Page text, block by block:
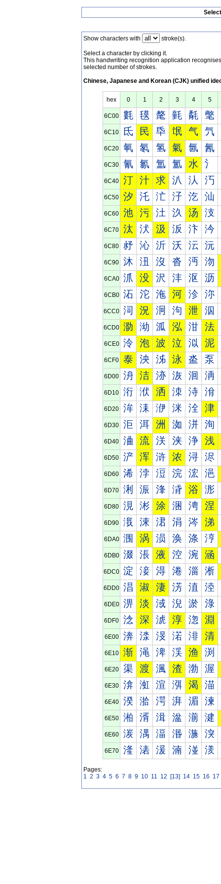
Show characters with stroke(s).
Select a character by clicking it.
This handwriting recognition application
selected number of strokes.
Chinese, Japanese and Korean (CJK) unified
hex 0 1 2 3 4 5
6C00 氀 氁 氂 氃 氄 氅
6C10 氐 民 氒 氓 气 氕
6C20 氠 氡 氢 氣 氤 氥
6C30 氰 氱 氲 氳 水 氵
6C40 汀 汁 求 汃 汄 汅
6C50 汐 汑 汒 汓 汔 汕
6C60 池 污 汢 汣 汤 汥
6C70 汰 汱 汲 汳 汴 汵
6C80 沀 沁 沂 沃 沄 沅
6C90 沐 沑 沒 沓 沔 沕
6CA0 沠 没 沢 沣 沤 沥
6CB0 沰 沱 沲 河 沴 沵
6CC0 泀 況 泂 泃 泄 泅
6CD0 泐 泑 泒 泓 泔 法
6CE0 泠 泡 波 泣 泤 泥
6CF0 泰 泱 泲 泳 泴 泵
6D00 洀 洁 洂 洃 洄 洅
6D10 洐 洑 洒 洓 洔 洕
6D20 洠 洡 洢 洣 洤 津
6D30 洰 洱 洲 洳 洴 洵
6D40 浀 流 浂 浃 浄 浅
6D50 浐 浑 浒 浓 浔 浕
6D60 浠 浡 浢 浣 浤 浥
6D70 浰 浱 浲 浳 浴 浵
6D80 涀 涁 涂 涃 涄 涅
6D90 涐 涑 涒 涓 涔 涕
6DA0 涠 涡 涢 涣 涤 涥
6DB0 涰 涱 液 涳 涴 涵
6DC0 淀 淁 淂 淃 淄 淅
6DD0 淐 淑 淒 淓 淔 淕
6DE0 淠 淡 淢 淣 淤 淥
6DF0 淰 深 淲 淳 淴 淵
6E00 渀 渁 渂 渃 渄 清
6E10 渐 渑 渒 渓 渔 渕
6E20 渠 渡 渢 渣 渤 渥
6E30 渰 渱 渲 渳 渴 渵
6E40 湀 湁 湂 湃 湄 湅
6E50 湐 湑 湒 湓 湔 湕
6E60 湠 湡 湢 湣 湤 湥
6E70 湰 湱 湲 湳 湴 湵
Pages:
1 2 3 4 5 6 7 8 9 10 11 12 [13] 14 15 16 17